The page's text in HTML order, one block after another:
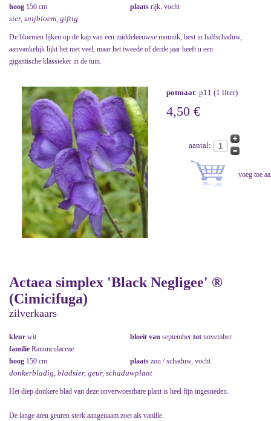
hoog 150 cm plaats rijk, vocht
sier, snijbloem, giftig
De bloemen lijken op de kap van een middeleeuwse monnik, best in halfschaduw,
aanvankelijk lijkt het niet veel, maar het tweede of derde jaar heeft u een
gigantische klassieker in de tuin.
potmaat: p11 (1 liter)
4,50 €
aantal:
Actaea simplex 'Black Negligee' ®
(Cimicifuga)
zilverkaars
kleur wit bloeit van september tot november
familie Ranunculaceae
hoog 150 cm plaats zon / schaduw, vocht
donkerbladig, bladsier, geur, schaduwplant
Het diep donkere blad van deze onverwoestbare plant is heel fijn ingesneden.
De lange aren geuren sterk aangenaam zoet als vanille.